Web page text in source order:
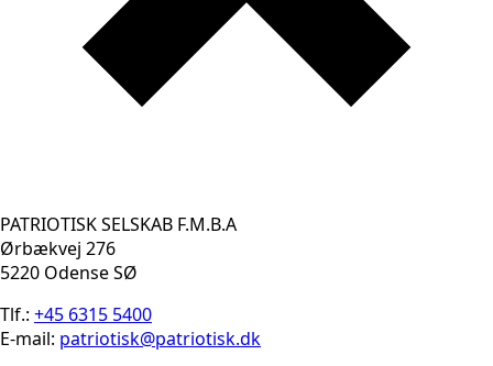
PATRIOTISK SELSKAB F.M.B.A
Ørbækvej 276
5220 Odense SØ
Tlf.: +45 6315 5400
E-mail: patriotisk@patriotisk.dk